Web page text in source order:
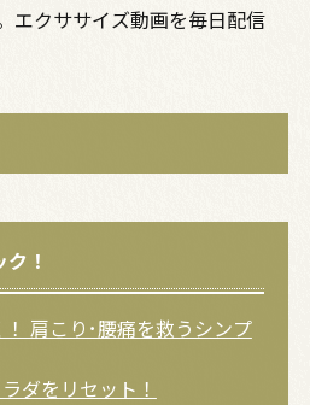
エクササイズ動画を毎日配信
！
肩こり･腰痛を救うシンプ
ダをリセット！